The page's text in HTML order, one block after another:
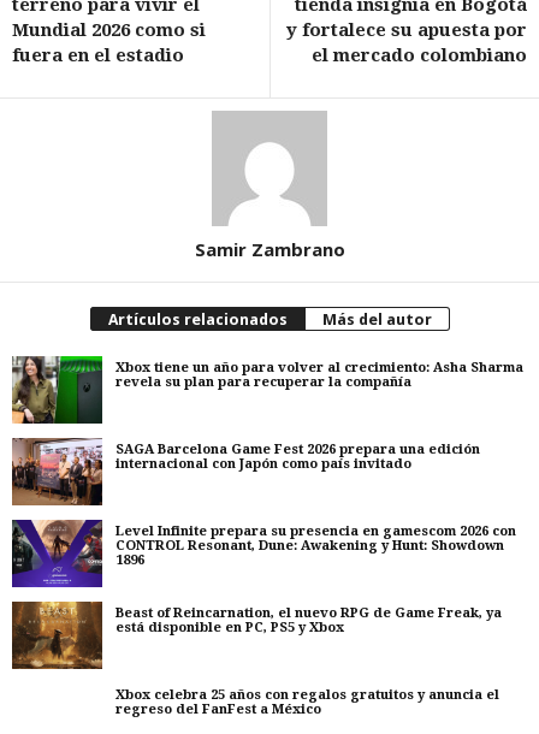
Mundial 2026 como si
fuera en el estadio
y fortalece su apuesta por
el mercado colombiano
Samir Zambrano
Artículos relacionados Más del autor
Xbox tiene un año para volver al crecimiento: Asha Sharma
revela su plan para recuperar la compañía
SAGA Barcelona Game Fest 2026 prepara una edición
internacional con Japón como país invitado
Level Infinite prepara su presencia en gamescom 2026 con
CONTROL Resonant, Dune: Awakening y Hunt: Showdown
1896
Beast of Reincarnation, el nuevo RPG de Game Freak, ya
está disponible en PC, PS5 y Xbox
Xbox celebra 25 años con regalos gratuitos y anuncia el
regreso del FanFest a México